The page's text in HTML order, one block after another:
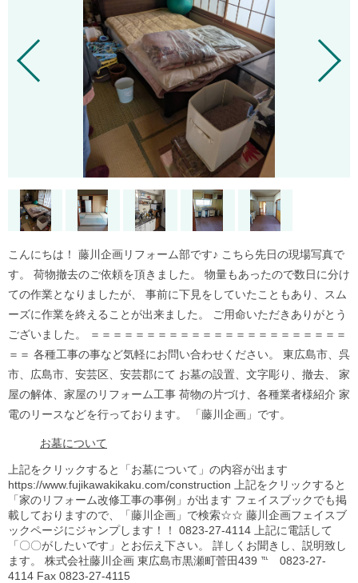
こんにちは！ 藤川企画リフォーム部です♪ こちら先日の現場写真で
す。 荷物撤去のご依頼を頂きました。 物量もあったので数日に分け
ての作業となりましたが、 事前に下見をしていたこともあり、スム
ーズに作業を終えることが出来ました。 ご用命いただきありがとう
ございました。 ＝＝＝＝＝＝＝＝＝＝＝＝＝＝＝＝＝＝＝＝＝＝＝
＝＝ 各種工事の事など気軽にお問い合わせください。 東広島市、呉
市、広島市、安芸区、安芸郡にて お墓の設置、文字彫り、撤去、 家
屋の解体、家屋のリフォーム工事 荷物の片づけ、各種業者様紹介 家
電のリースなどを行っております。 「藤川企画」です。
お墓について
上記をクリックすると「お墓について」の内容が出ます
https://www.fujikawakikaku.com/construction 上記をクリックすると
「家のリフォーム改修工事の事例」が出ます フェイスブックでも掲
載しておりますので、「藤川企画」で検索☆☆ 藤川企画フェイスブ
ックページにジャンプします！！ 0823-27-4114 上記に電話して
「〇〇がしたいです」とお伝え下さい。 詳しくお聞きし、説明致し
ます。 株式会社藤川企画 東広島市黒瀬町菅田439 ℡ 0823-27-
4114 Fax 0823-27-4115